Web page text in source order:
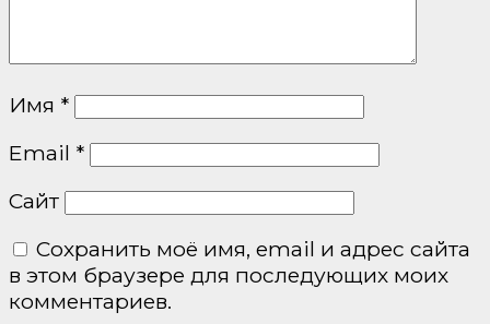
Имя *
Email *
Сайт
Сохранить моё имя, email и адрес сайта
в этом браузере для последующих моих
комментариев.